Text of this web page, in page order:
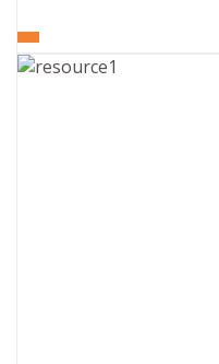
peuvent être
le plan